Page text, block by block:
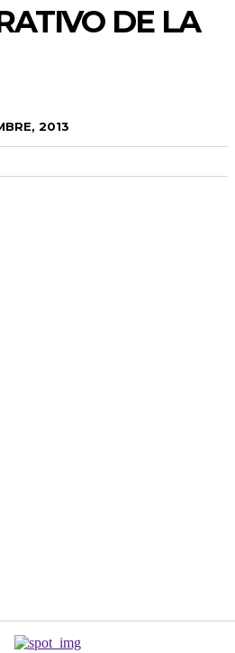
DE LA
2013